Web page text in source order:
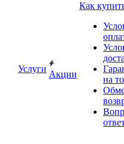
Услуги
Акции
Как
на